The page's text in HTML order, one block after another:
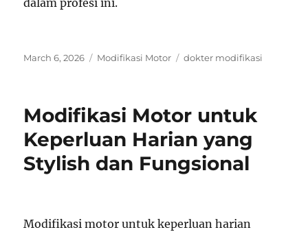
dalam profesi ini.
Posted
March 6, 2026 Categories
Modifikasi Motor Tags
dokter modifikasi
Modifikasi Motor untuk
Keperluan Harian yang
Stylish dan Fungsional
Modifikasi motor untuk keperluan harian